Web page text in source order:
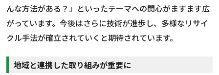
んな方法がある？」といったテーマへの関心がますます広
がっています。今後はさらに技術が進歩し、多様なリサイ
クル手法が確立されていくと期待されています。
地域と連携した取り組みが重要に